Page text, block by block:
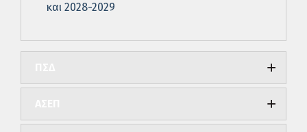
και 2028-2029